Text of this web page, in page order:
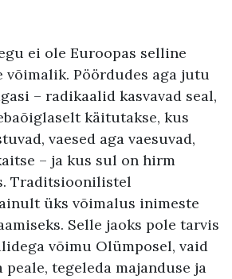
ei ole Euroopas selline
võimalik. Pöördudes aga jutu
– radikaalid kasvavad seal,
käitutakse, kus
vaesed aga vaesuvad,
– ja kus sul on hirm
Traditsioonilistel
üks võimalus inimeste
Selle jaoks pole tarvis
võimu Olümposel, vaid
peale, tegeleda majanduse ja